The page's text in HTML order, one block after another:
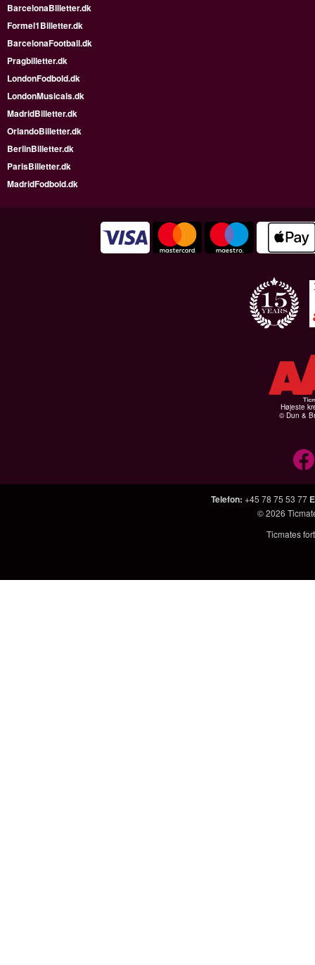
BarcelonaBilletter.dk
Formel1Billetter.dk
BarcelonaFootball.dk
Pragbilletter.dk
LondonFodbold.dk
LondonMusicals.dk
MadridBilletter.dk
OrlandoBilletter.dk
BerlinBilletter.dk
ParisBilletter.dk
MadridFodbold.dk
Højeste
© Dun &
Telefon: +45 78 75 53 77
© 2026
Ticmates